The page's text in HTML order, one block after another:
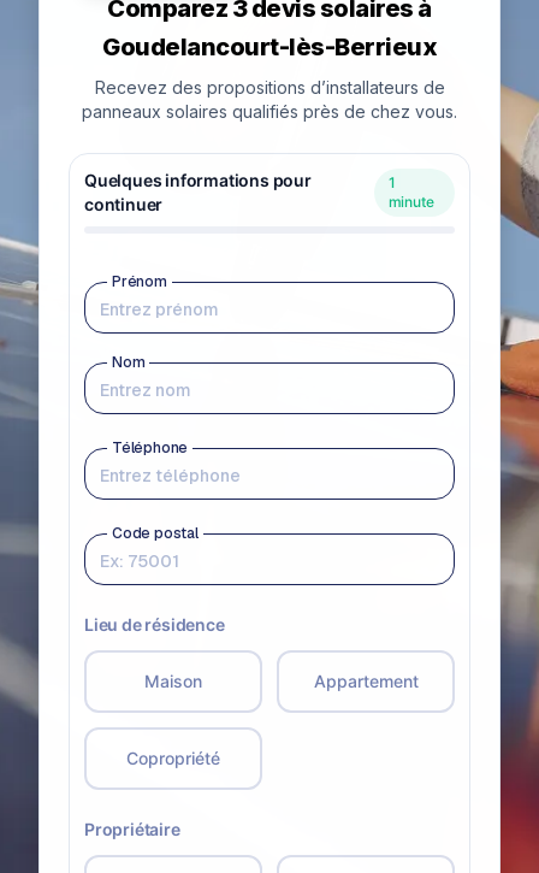
Comparez 3 devis solaires à
Goudelancourt-lès-Berrieux
Recevez des propositions d’installateurs de
panneaux solaires qualifiés près de chez vous.